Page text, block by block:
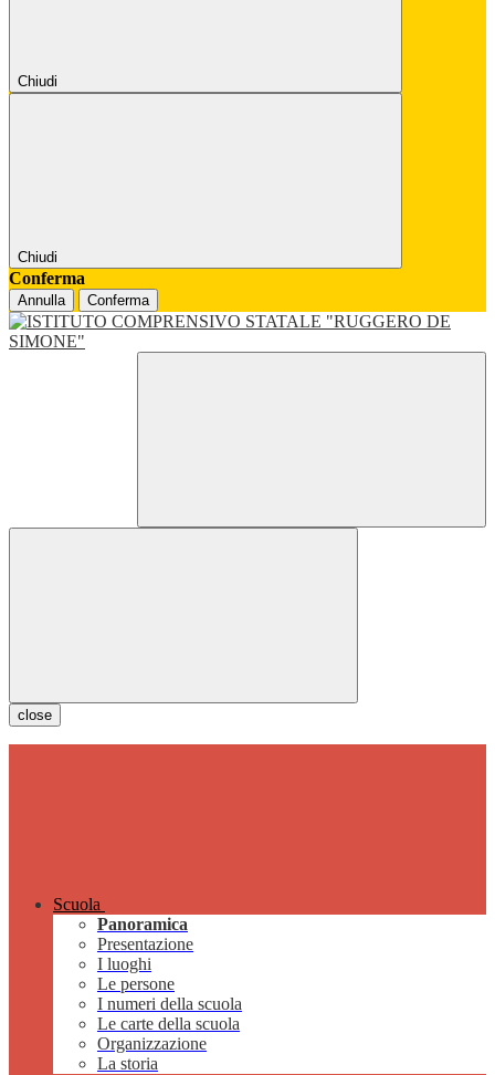
Chiudi
Chiudi
Conferma
Annulla Conferma
close
Scuola
Panoramica
Presentazione
I luoghi
Le persone
I numeri della scuola
Le carte della scuola
Organizzazione
La storia